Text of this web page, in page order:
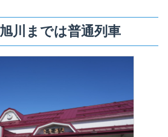
川までは普通列車